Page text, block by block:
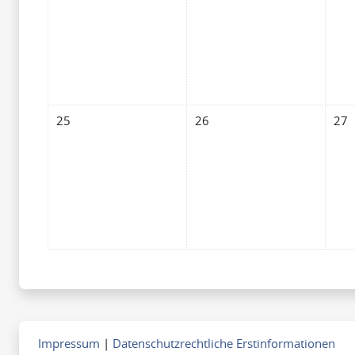
Keine Termine, Montag, 25. Mai
25 Keine Termine, Dienstag, 26.
26 27
Impressum | Datenschutzrechtliche Erstinformationen